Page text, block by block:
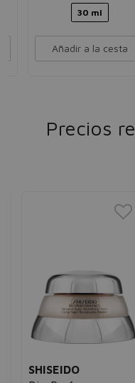
30 ml
Añadir a la cesta
Precios
JUVENA